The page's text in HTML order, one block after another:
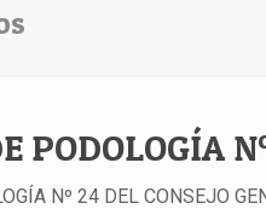
PODOLOGÍA
Nº 24 DEL CONSEJO